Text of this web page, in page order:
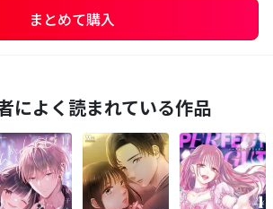
まとめて購入
によく読まれている作品